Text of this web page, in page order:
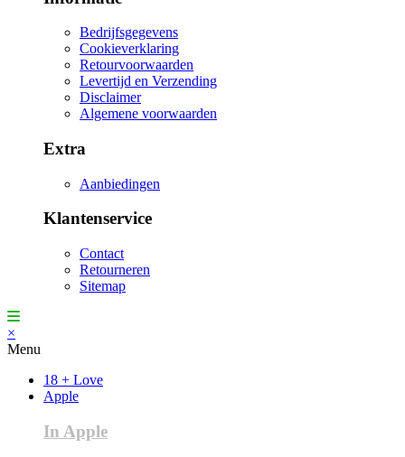
Bedrijfsgegevens
Cookieverklaring
Retourvoorwaarden
Levertijd en Verzending
Disclaimer
Algemene voorwaarden
Extra
Aanbiedingen
Klantenservice
Contact
Retourneren
Sitemap
×
Menu
18 + Love
Apple
In Apple